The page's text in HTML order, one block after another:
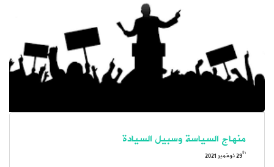
منهاج السياسة وسبيل السيادة
29th نوفمبر 2021